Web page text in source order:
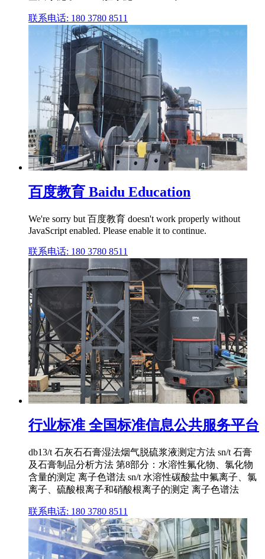
联系电话: 180 3780 8511
百度教育 Baidu Education
We're sorry but 百度教育 doesn't work properly without
JavaScript enabled. Please enable it to continue.
联系电话: 180 3780 8511
行业标准 全国标准信息公共服务平台
db13/t 石灰石石膏湿法烟气脱硫浆液测定方法 sn/t 石膏
及石膏制品分析方法 第8部分：水溶性氟化物、氯化物
含量的测定 离子色谱法 sn/t 水溶性碳酸盐中氟离子、氯
离子、硫酸根离子和硝酸根离子的测定 离子色谱法
联系电话: 180 3780 8511